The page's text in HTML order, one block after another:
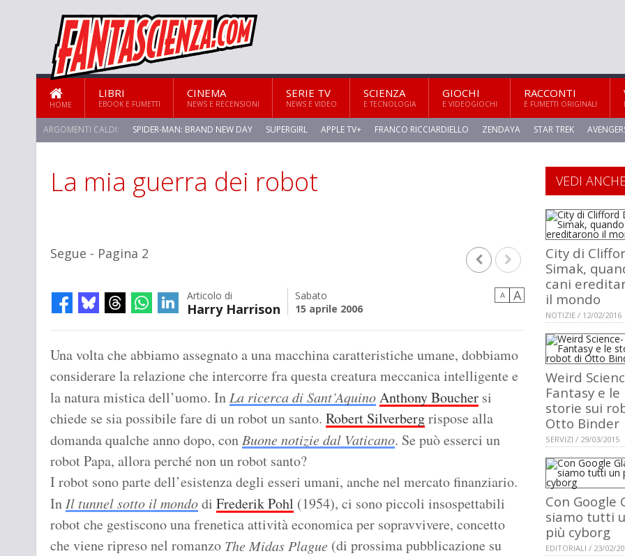
HOME
LIBRI
EBOOK E FUMETTI
CINEMA
NEWS E RECENSIONI
SERIE TV
NEWS E VIDEO
SCIENZA
E TECNOLOGIA
GIOCHI
E VIDEOGIOCHI
RACCONTI
E FUMETTI ORIGINALI
ARGOMENTI CALDI: SPIDER-MAN: BRAND NEW DAY SUPERGIRL APPLE TV+ FRANCO RICCIARDIELLO ZENDAYA STAR TREK
STAR TREK: STRANGE NEW WORLDS
La mia guerra dei robot
Segue - Pagina 2
Articolo di
Harry Harrison
Sabato
15 aprile 2006
A A
Una volta che abbiamo assegnato a una macchina caratteristiche umane, dobbiamo
considerare la relazione che intercorre fra questa creatura meccanica intelligente e
la natura mistica dell’uomo. InLa ricerca di Sant’AquinoAnthony Boucher si
chiede se sia possibile fare di un robot un santo. Robert Silverbergrispose alla
domanda qualche anno dopo, conBuone notizie dal Vaticano. Se può esserci un
robot Papa, allora perché non un robot santo?
I robot sono parte dell’esistenza degli esseri umani, anche nel mercato finanziario.
InIl tunnel sotto il mondodi Frederik Pohl (1954), ci sono piccoli insospettabili
robot che gestiscono una frenetica attività economica per sopravvivere, concetto
che viene ripreso nel romanzo The Midas Plague (di prossima pubblicazione su
VEDI ANCHE
City di
Simak,
cani
il mondo
NOTIZIE / 12/02/2016
Weird
Fantasy e le
storie sui
Otto Binder
SERVIZI / 29/03/2015
Con Google
siamo tutti
più cyborg
EDITORIALI / 23/02/